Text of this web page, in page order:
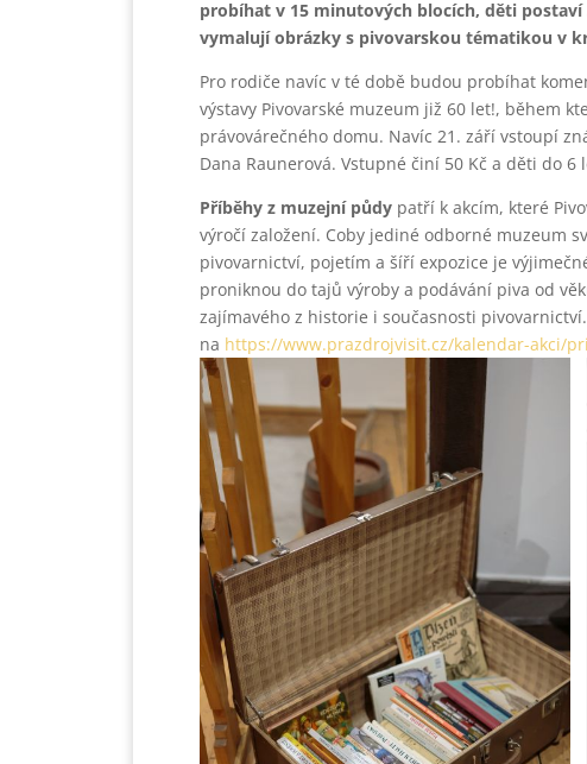
probíhat v 15 minutových blocích, děti
vymalují obrázky s pivovarskou tématikou v
Pro rodiče navíc v té době budou probíhat
výstavy Pivovarské muzeum již 60 let!, během
právovárečného domu. Navíc 21. září vstoupí
Dana Raunerová. Vstupné činí 50 Kč a děti do
Příběhy z muzejní půdy patří k akcím, které
výročí založení. Coby jediné odborné muzeum
pivovarnictví, pojetím a šíří expozice je
proniknou do tajů výroby a podávání piva od
zajímavého z historie i současnosti
na https://www.prazdrojvisit.cz/kalendar-akci/